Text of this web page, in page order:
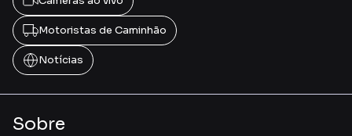
Motoristas de Caminhão
Notícias
Sobre